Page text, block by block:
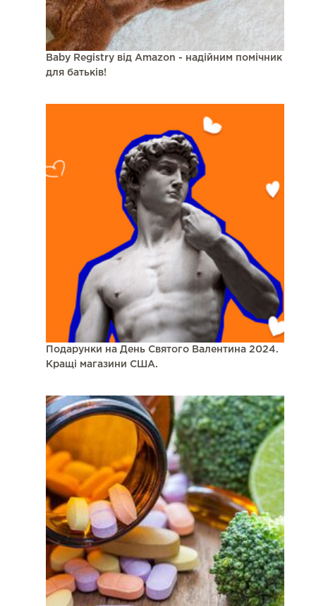
Baby Registry від Amazon - надійним помічник
для батьків!
Подарунки на День Святого Валентина 2024.
Кращі магазини США.